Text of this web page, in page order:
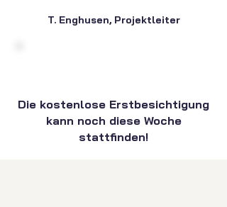
T. Enghusen, Projektleiter
Die kostenlose Erstbesichtigung
kann noch diese Woche
stattfinden!